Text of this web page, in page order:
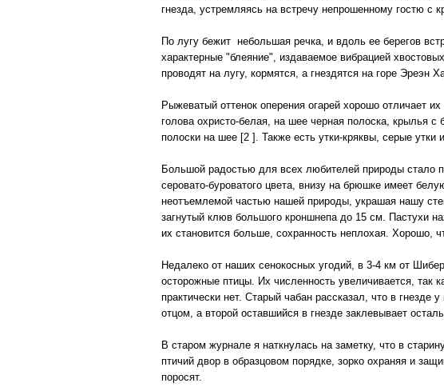
гнезда, устремляясь на встречу непрошенному гостю с
По лугу бежит небольшая речка, и вдоль ее берегов
характерные "блеяние", издаваемое вибрацией
проводят на лугу, кормятся, а гнездятся на горе Эреэн
Рыжеватый оттенок оперения огарей хорошо отличает
голова охристо-белая, на шее черная полоска,
полоски на шее [2 ]. Также есть утки-кряквы, серые утки
Большой радостью для всех любителей природы стало
серовато-буроватого цвета, внизу на брюшке имеет
неотъемлемой частью нашей природы, украшая нашу
загнутый клюв большого кроншнепа до 15 см. Пастухи
их становится больше, сохранность неплохая. Хорошо,
Недалеко от наших сенокосных угодий, в 3-4 км от
осторожные птицы. Их численность увеличивается, так
практически нет. Старый чабан рассказал, что в
отцом, а второй оставшийся в гнезде заклевывает
В старом журнале я наткнулась на заметку, что в
птичий двор в образцовом порядке, зорко охраняя и
поросят.